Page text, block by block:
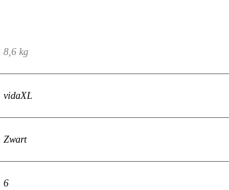
8,6 kg
vidaXL
Zwart
6